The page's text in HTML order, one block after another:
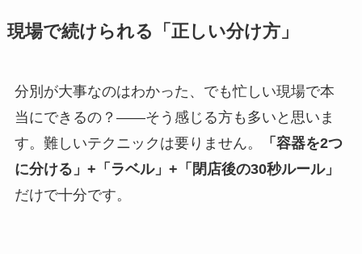
現場で続けられる「正しい分け方」
分別が大事なのはわかった、でも忙しい現場で本
当にできるの？——そう感じる方も多いと思いま
す。難しいテクニックは要りません。
「容器を2つ
に分ける」+「ラベル」+「閉店後の30秒ルール」
だけで十分です。